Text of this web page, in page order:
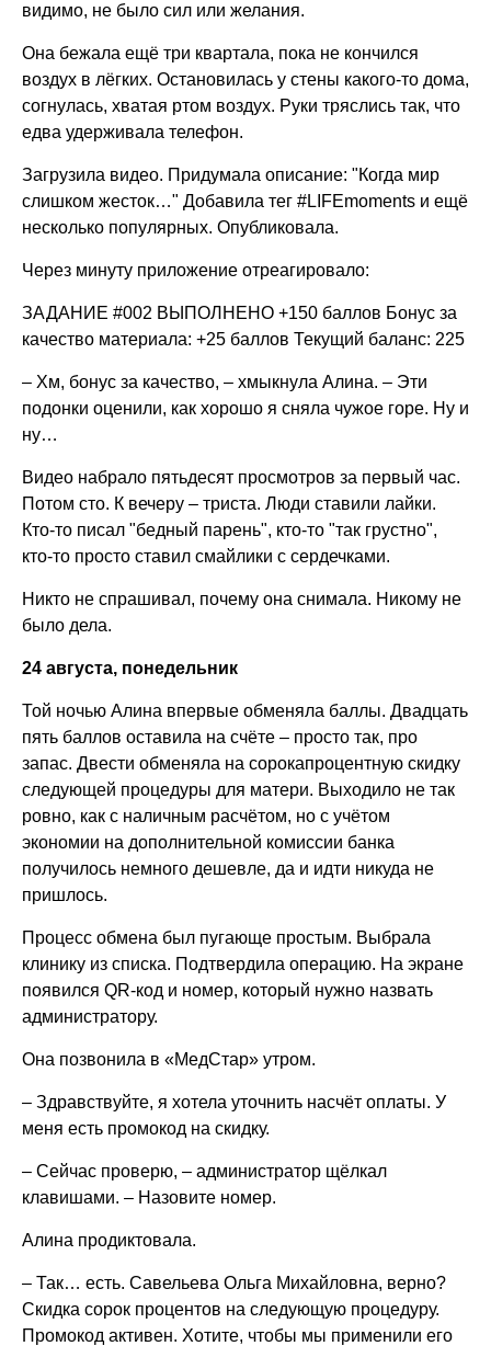
видимо, не было сил или желания.
Она бежала ещё три квартала, пока не кончился
воздух в лёгких. Остановилась у стены какого-то дома,
согнулась, хватая ртом воздух. Руки тряслись так, что
едва удерживала телефон.
Загрузила видео. Придумала описание: "Когда мир
слишком жесток…" Добавила тег #LIFEmoments и ещё
несколько популярных. Опубликовала.
Через минуту приложение отреагировало:
ЗАДАНИЕ #002 ВЫПОЛНЕНО +150 баллов Бонус за
качество материала: +25 баллов Текущий баланс: 225
– Хм, бонус за качество, – хмыкнула Алина. – Эти
подонки оценили, как хорошо я сняла чужое горе. Ну и
ну…
Видео набрало пятьдесят просмотров за первый час.
Потом сто. К вечеру – триста. Люди ставили лайки.
Кто-то писал "бедный парень", кто-то "так грустно",
кто-то просто ставил смайлики с сердечками.
Никто не спрашивал, почему она снимала. Никому не
было дела.
24 августа, понедельник
Той ночью Алина впервые обменяла баллы. Двадцать
пять баллов оставила на счёте – просто так, про
запас. Двести обменяла на сорокапроцентную скидку
следующей процедуры для матери. Выходило не так
ровно, как с наличным расчётом, но с учётом
экономии на дополнительной комиссии банка
получилось немного дешевле, да и идти никуда не
пришлось.
Процесс обмена был пугающе простым. Выбрала
клинику из списка. Подтвердила операцию. На экране
появился QR-код и номер, который нужно назвать
администратору.
Она позвонила в «МедСтар» утром.
– Здравствуйте, я хотела уточнить насчёт оплаты. У
меня есть промокод на скидку.
– Сейчас проверю, – администратор щёлкал
клавишами. – Назовите номер.
Алина продиктовала.
– Так… есть. Савельева Ольга Михайловна, верно?
Скидка сорок процентов на следующую процедуру.
Промокод активен. Хотите, чтобы мы применили его